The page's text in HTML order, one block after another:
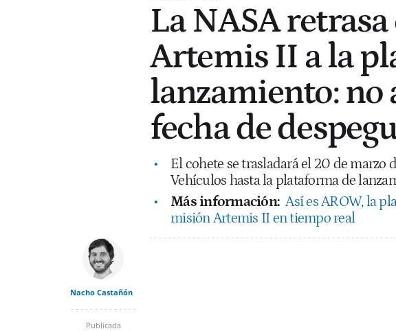
La NASA
Artemis II a la
lanzamiento: no
fecha de
El cohete se trasladará el 20 de marzo
Vehículos hasta la plataforma de
Más información: Así es AROW, la
misión Artemis II en tiempo real
Nacho Castañón
Publicada